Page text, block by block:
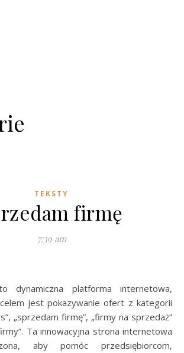
TEKSTY
firmę
7:39 am
dynamiczna platforma internetowa,
jest pokazywanie ofert z kategorii
„sprzedam firmę”, „firmy na sprzedaż”
Ta innowacyjna strona internetowa
aby pomóc przedsiębiorcom,